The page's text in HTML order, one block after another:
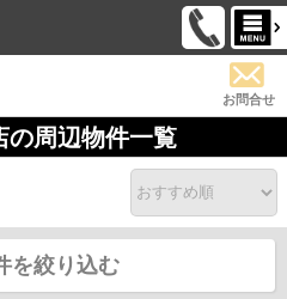
お問合せ
の周辺物件一覧
を絞り込む